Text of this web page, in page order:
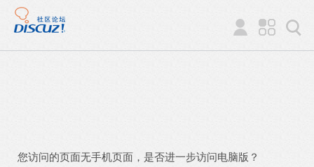
您访问的页面无手机页面，是否进一步访问电脑版？